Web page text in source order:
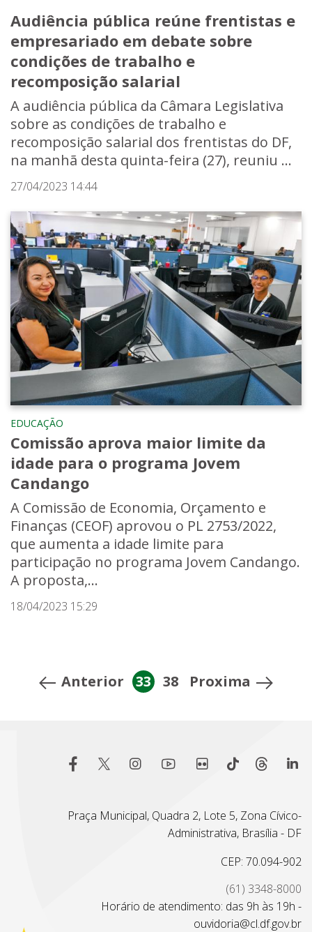
Audiência pública reúne frentistas e
empresariado em debate sobre
condições de trabalho e
recomposição salarial
A audiência pública da Câmara Legislativa
sobre as condições de trabalho e
recomposição salarial dos frentistas do DF,
na manhã desta quinta-feira (27), reuniu ...
27/04/2023 14:44
EDUCAÇÃO
Comissão aprova maior limite da
idade para o programa Jovem
Candango
A Comissão de Economia, Orçamento e
Finanças (CEOF) aprovou o PL 2753/2022,
que aumenta a idade limite para
participação no programa Jovem Candango.
A proposta,...
18/04/2023 15:29
Anterior 33 38 Proxima
Praça Municipal, Quadra 2, Lote 5, Zona Cívico-
Administrativa, Brasília - DF
CEP: 70.094-902
(61) 3348-8000
Horário de atendimento: das 9h às 19h -
ouvidoria@cl.df.gov.br